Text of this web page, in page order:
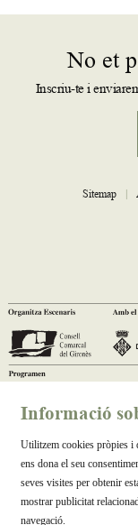
No et
Inscriu-te i
Sitemap |
Informació
Utilitzem cookies pròpies i
ens dona el seu
seves visites per obtenir
mostrar publicitat
navegació.